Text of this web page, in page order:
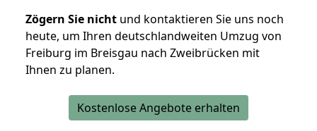
Zögern Sie nicht und kontaktieren Sie uns noch
heute, um Ihren deutschlandweiten Umzug von
Freiburg im Breisgau nach Zweibrücken mit
Ihnen zu planen.
Kostenlose Angebote erhalten